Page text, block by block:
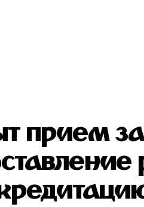
прием